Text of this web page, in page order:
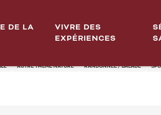
DE LA
VIVRE DES
EXPÉRIENCES
PLATEAU DE
AUTRE THÈME NATURE RANDONNÉE / BALADE